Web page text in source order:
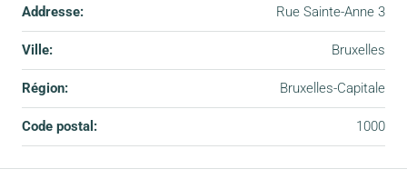
Addresse: Rue Sainte-Anne 3
Ville: Bruxelles
Région: Bruxelles-Capitale
Code postal: 1000